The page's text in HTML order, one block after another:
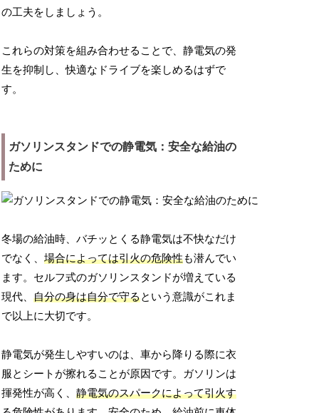
の工夫をしましょう。
これらの対策を組み合わせることで、静電気の発
生を抑制し、快適なドライブを楽しめるはずで
す。
ガソリンスタンドでの静電気：安全な給油の
ために
冬場の給油時、バチッとくる静電気は不快なだけ
でなく、場合によっては引火の危険性も潜んでい
ます。セルフ式のガソリンスタンドが増えている
現代、自分の身は自分で守るという意識がこれま
で以上に大切です。
静電気が発生しやすいのは、車から降りる際に衣
服とシートが擦れることが原因です。ガソリンは
揮発性が高く、静電気のスパークによって引火す